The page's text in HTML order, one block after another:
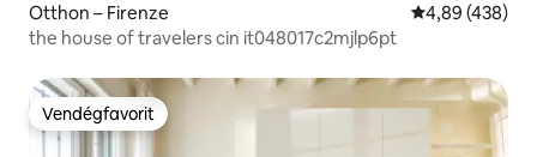
Otthon – Firenze Átlagos
4,89 (438)
the house of travelers cin it048017c2mjlp6pt
Vendégfavorit
Vendégfavorit